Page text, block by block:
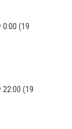
0:00 (19
22:00 (19